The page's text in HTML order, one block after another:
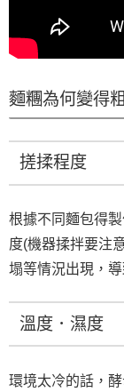
麵糰為何變得
搓揉程度
根據不同麵包得
度(機器揉拌要注
塌等情況出現，
溫度．濕度
環境太冷的話，